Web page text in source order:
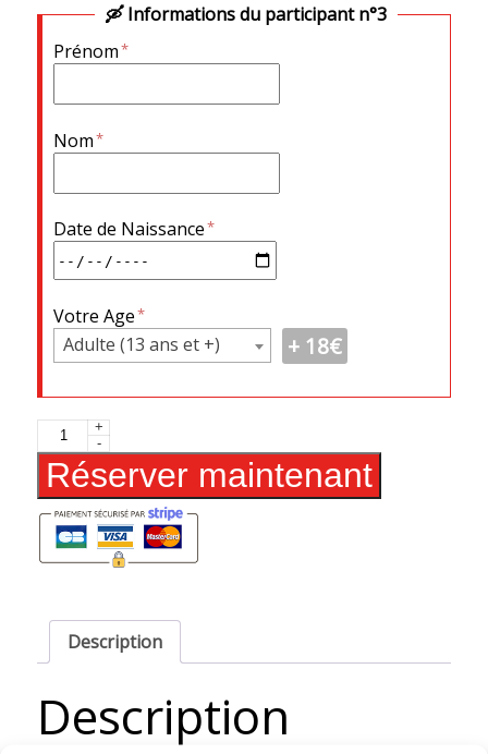
Informations du participant n°3
Prénom
Nom
Date de Naissance
Votre Age
Adulte (13 ans et +)
18€
quantité
de
Randonnée
en
Canoë
2h30
+
-
Réserver maintenant
Description
Description